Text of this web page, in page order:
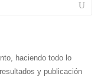
haciendo todo lo
y publicación